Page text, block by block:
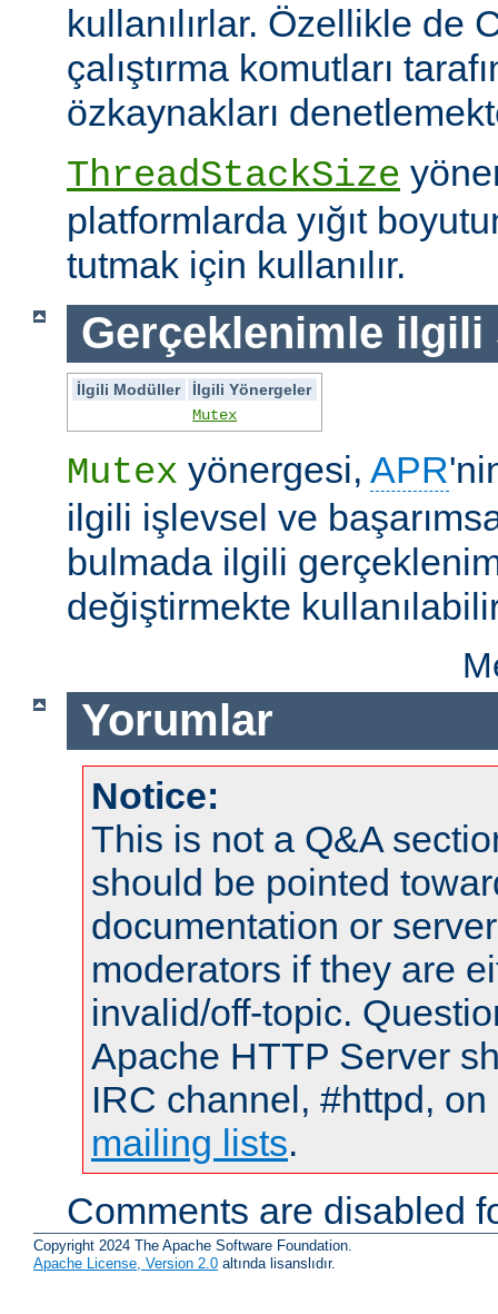
kullanılırlar. Özellikle de
çalıştırma komutları
özkaynakları
ThreadStackSize
platformlarda yığıt
tutmak için kullanılır.
Gerçeklenimle ilgili
İlgili Modüller
İlgili Yönergeler
Mutex
Mutex yönergesi, APR
ilgili işlevsel ve
bulmada ilgili
değiştirmekte
Yorumlar
Notice:
This is not a Q&A
should be pointed
documentation or
moderators if they are
invalid/off-topic.
Apache HTTP Server
IRC channel, #httpd,
mailing lists.
Comments are disabled
Copyright 2024 The Apache Software Foundation.
Apache License, Version 2.0 altında lisanslıdır.